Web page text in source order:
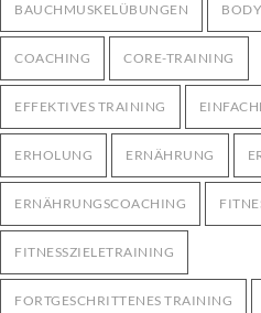
BAUCHMUSKELÜBUNGEN
COACHING CORE-TRAINING
EFFEKTIVES TRAINING
ERHOLUNG ERNÄHRUNG
ERNÄHRUNGSCOACHING
FITNESSZIELETRAINING
FORTGESCHRITTENES TRAINING